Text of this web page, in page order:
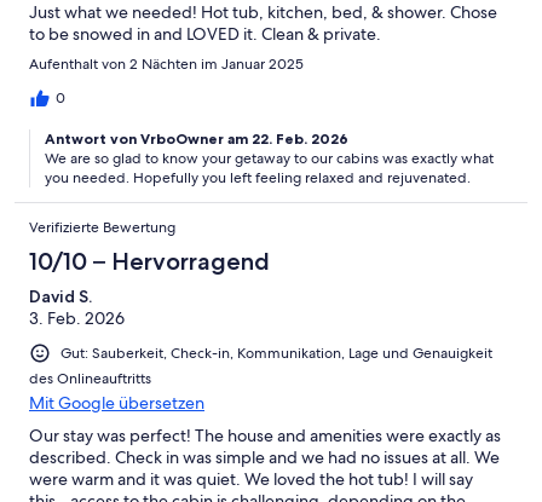
Just what we needed! Hot tub, kitchen, bed, & shower. Chose
to be snowed in and LOVED it. Clean & private.
Aufenthalt von 2 Nächten im Januar 2025
0
Antwort von VrboOwner am 22. Feb. 2026
We are so glad to know your getaway to our cabins was exactly what
you needed. Hopefully you left feeling relaxed and rejuvenated.
Verifizierte Bewertung
10/10 – Hervorragend
David S.
3. Feb. 2026
Gut: Sauberkeit, Check-in, Kommunikation, Lage und Genauigkeit
des Onlineauftritts
Mit Google übersetzen
Our stay was perfect! The house and amenities were exactly as
described. Check in was simple and we had no issues at all. We
were warm and it was quiet. We loved the hot tub! I will say